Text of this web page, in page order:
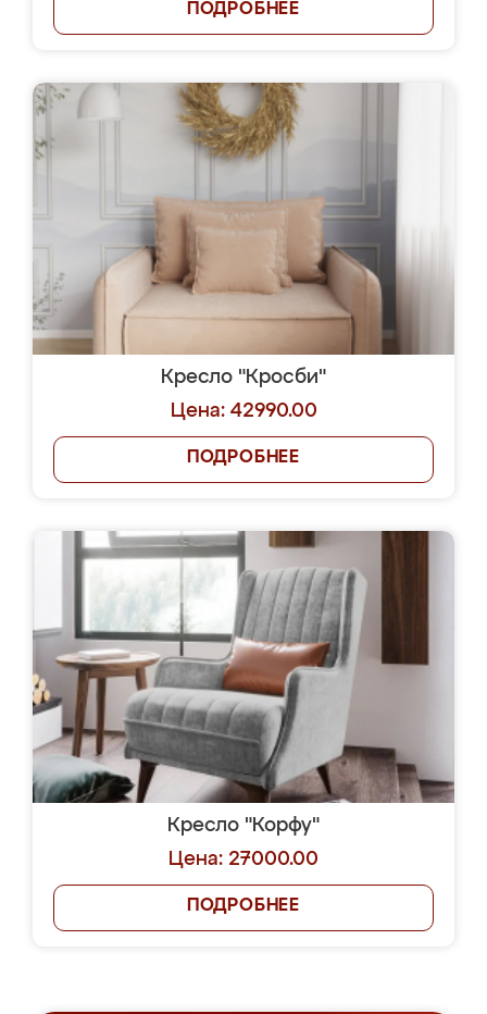
ПОДРОБНЕЕ
Кресло "Кросби"
Цена: 42990.00
ПОДРОБНЕЕ
Кресло "Корфу"
Цена: 27000.00
ПОДРОБНЕЕ